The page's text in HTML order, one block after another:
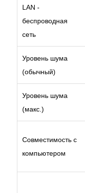
LAN -
беспроводная
сеть
Уровень шума
(обычный)
Уровень шума
(макс.)
Совместимость с
компьютером